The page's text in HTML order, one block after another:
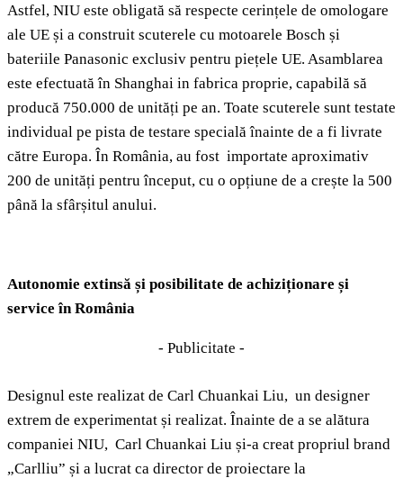
Astfel, NIU este obligată să respecte cerințele de omologare
ale UE și a construit scuterele cu motoarele Bosch și
bateriile Panasonic exclusiv pentru piețele UE. Asamblarea
este efectuată în Shanghai in fabrica proprie, capabilă să
producă 750.000 de unități pe an. Toate scuterele sunt testate
individual pe pista de testare specială înainte de a fi livrate
către Europa. În România, au fost importate aproximativ
200 de unități pentru început, cu o opțiune de a crește la 500
până la sfârșitul anului.
Autonomie extinsă și posibilitate de achiziționare și
service în România
- Publicitate -
Designul este realizat de Carl Chuankai Liu, un designer
extrem de experimentat și realizat. Înainte de a se alătura
companiei NIU, Carl Chuankai Liu și-a creat propriul brand
„Carlliu” și a lucrat ca director de proiectare la